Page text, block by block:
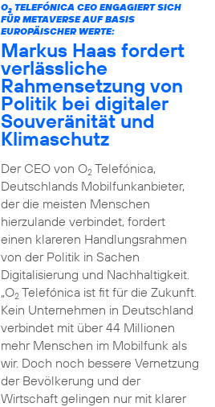
O2TELEFÓNICA CEO ENGAGIERT SICH
FÜR METAVERSE AUF BASIS
EUROPÄISCHER WERTE:
Markus Haas fordert
verlässliche
Rahmensetzung von
Politik bei digitaler
Souveränität und
Klimaschutz
Der CEO von O2Telefónica,
Deutschlands Mobilfunkanbieter,
der die meisten Menschen
hierzulande verbindet, fordert
einen klareren Handlungsrahmen
von der Politik in Sachen
Digitalisierung und Nachhaltigkeit.
„O2Telefónica ist fit für die Zukunft.
Kein Unternehmen in Deutschland
verbindet mit über 44 Millionen
mehr Menschen im Mobilfunk als
wir. Doch noch bessere Vernetzung
der Bevölkerung und der
Wirtschaft gelingen nur mit klarer